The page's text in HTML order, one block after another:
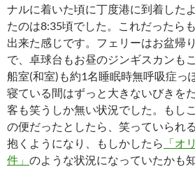
ナルに着いた頃に丁度港に到着した
たのは8:35頃でした。これだったら
出来た感じです。フェリーはお盆帰
で、卓球台もお昼のジンギスカンも
船室(和室)も約1名睡眠時無呼吸症っ
寝ている間はずっと大きないびきを
客も笑うしか無い状況でした。もし
の便だったとしたら、笑っていられ
抱くようになり、もしかしたら 「オ
件」 のような状況になっていたかも